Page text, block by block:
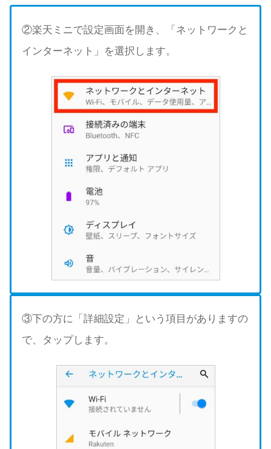
②楽天ミニで設定画面を開き、「ネットワークと
インターネット」を選択します。
③下の方に「詳細設定」という項目がありますの
で、タップします。